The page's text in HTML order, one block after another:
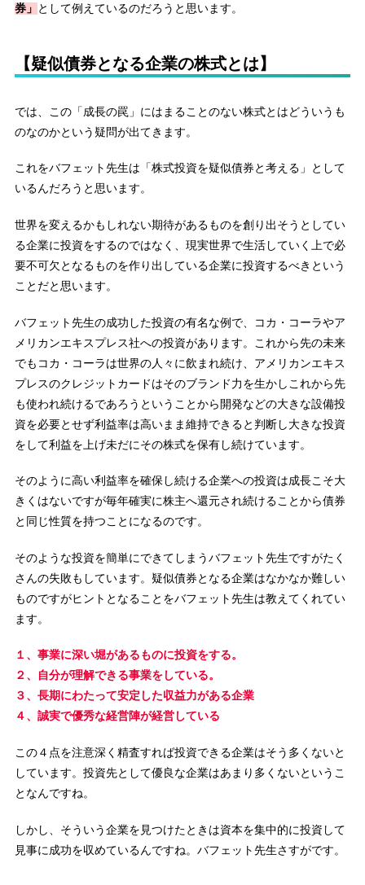
券」 として例えているのだろうと思います。
【疑似債券となる企業の株式とは】
では、この「成長の罠」にはまることのない株式とはどういうも
のなのかという疑問が出てきます。
これをバフェット先生は「株式投資を疑似債券と考える」として
いるんだろうと思います。
世界を変えるかもしれない期待があるものを創り出そうとしてい
る企業に投資をするのではなく、現実世界で生活していく上で必
要不可欠となるものを作り出している企業に投資するべきという
ことだと思います。
バフェット先生の成功した投資の有名な例で、コカ・コーラやア
メリカンエキスプレス社への投資があります。これから先の未来
でもコカ・コーラは世界の人々に飲まれ続け、アメリカンエキス
プレスのクレジットカードはそのブランド力を生かしこれから先
も使われ続けるであろうということから開発などの大きな設備投
資を必要とせず利益率は高いまま維持できると判断し大きな投資
をして利益を上げ未だにその株式を保有し続けています。
そのように高い利益率を確保し続ける企業への投資は成長こそ大
きくはないですが毎年確実に株主へ還元され続けることから債券
と同じ性質を持つことになるのです。
そのような投資を簡単にできてしまうバフェット先生ですがたく
さんの失敗もしています。疑似債券となる企業はなかなか難しい
ものですがヒントとなることをバフェット先生は教えてくれてい
ます。
１、事業に深い堀があるものに投資をする。
２、自分が理解できる事業をしている。
３、長期にわたって安定した収益力がある企業
４、誠実で優秀な経営陣が経営している
この４点を注意深く精査すれば投資できる企業はそう多くないと
しています。投資先として優良な企業はあまり多くないというこ
となんですね。
しかし、そういう企業を見つけたときは資本を集中的に投資して
見事に成功を収めているんですね。バフェット先生さすがです。